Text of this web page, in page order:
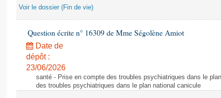
Voir le dossier (Fin de vie)
Question écrite n° 16309 de Mme Ségolène Amiot
Date de
dépôt :
23/06/2026
santé - Prise en compte des troubles psychiatriques dans le
des troubles psychiatriques dans le plan national canicule